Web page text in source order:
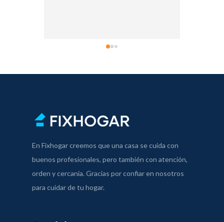
En Fixhogar creemos que una casa se cuida con
buenos profesionales, pero también con atención,
orden y cercanía. Gracias por confiar en nosotros
para cuidar de tu hogar.